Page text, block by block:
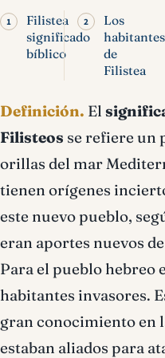
Filistea
significado
bíblico
Los
habitantes
de
Filistea
Definición. El
Filisteos se refiere un
orillas del mar
tienen orígenes
este nuevo pueblo,
eran aportes nuevos
Para el pueblo hebreo
habitantes invasores.
gran conocimiento en
estaban aliados para